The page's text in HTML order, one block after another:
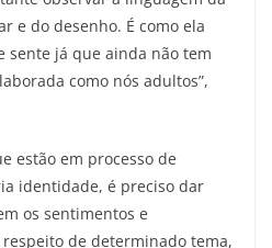
e do desenho. É como ela
sente já que ainda não tem
como nós adultos”,
estão em processo de
identidade, é preciso dar
os sentimentos e
de determinado tema,